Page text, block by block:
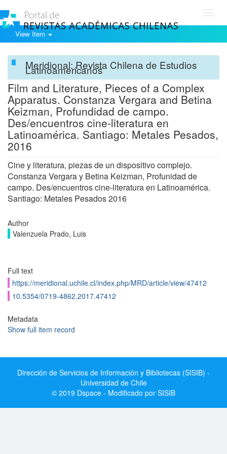
View Item
Meridional: Revista Chilena de Estudios
Latinoamericanos
Film and Literature, Pieces of a Complex
Apparatus. Constanza Vergara and Betina
Keizman, Profundidad de campo.
Des/encuentros cine-literatura en
Latinoamérica. Santiago: Metales Pesados,
2016
Cine y literatura, piezas de un dispositivo complejo.
Constanza Vergara y Betina Keizman, Profunidad de
campo. Des/encuentros cine-literatura en Latinoamérica.
Santiago: Metales Pesados 2016
Author
Valenzuela Prado, Luis
Full text
https://meridional.uchile.cl/index.php/MRD/article/view/47412
10.5354/0719-4862.2017.47412
Metadata
Show full item record
Dirección de Servicios de Información y Bibliotecas (SISIB) -
Universidad de Chile
© 2019 Dspace - Modificado por SISIB